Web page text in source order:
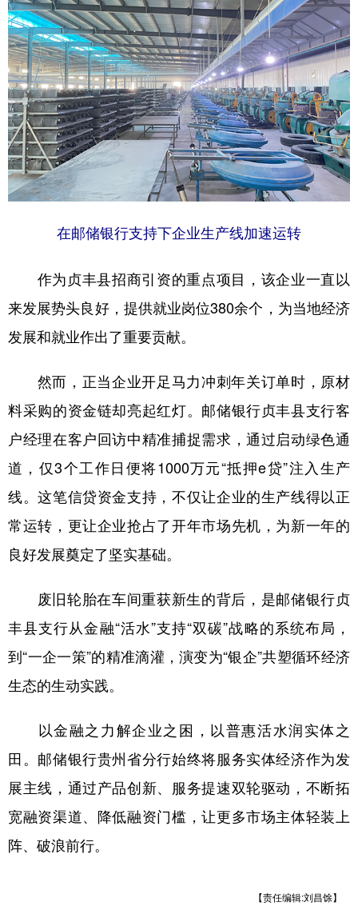
在邮储银行支持下企业生产线加速运转
作为贞丰县招商引资的重点项目，该企业一直以
来发展势头良好，提供就业岗位380余个，为当地经济
发展和就业作出了重要贡献。
然而，正当企业开足马力冲刺年关订单时，原材
料采购的资金链却亮起红灯。邮储银行贞丰县支行客
户经理在客户回访中精准捕捉需求，通过启动绿色通
道，仅3个工作日便将1000万元“抵押e贷”注入生产
线。这笔信贷资金支持，不仅让企业的生产线得以正
常运转，更让企业抢占了开年市场先机，为新一年的
良好发展奠定了坚实基础。
废旧轮胎在车间重获新生的背后，是邮储银行贞
丰县支行从金融“活水”支持“双碳”战略的系统布局，
到“一企一策”的精准滴灌，演变为“银企”共塑循环经济
生态的生动实践。
以金融之力解企业之困，以普惠活水润实体之
田。邮储银行贵州省分行始终将服务实体经济作为发
展主线，通过产品创新、服务提速双轮驱动，不断拓
宽融资渠道、降低融资门槛，让更多市场主体轻装上
阵、破浪前行。
【责任编辑:刘昌馀】